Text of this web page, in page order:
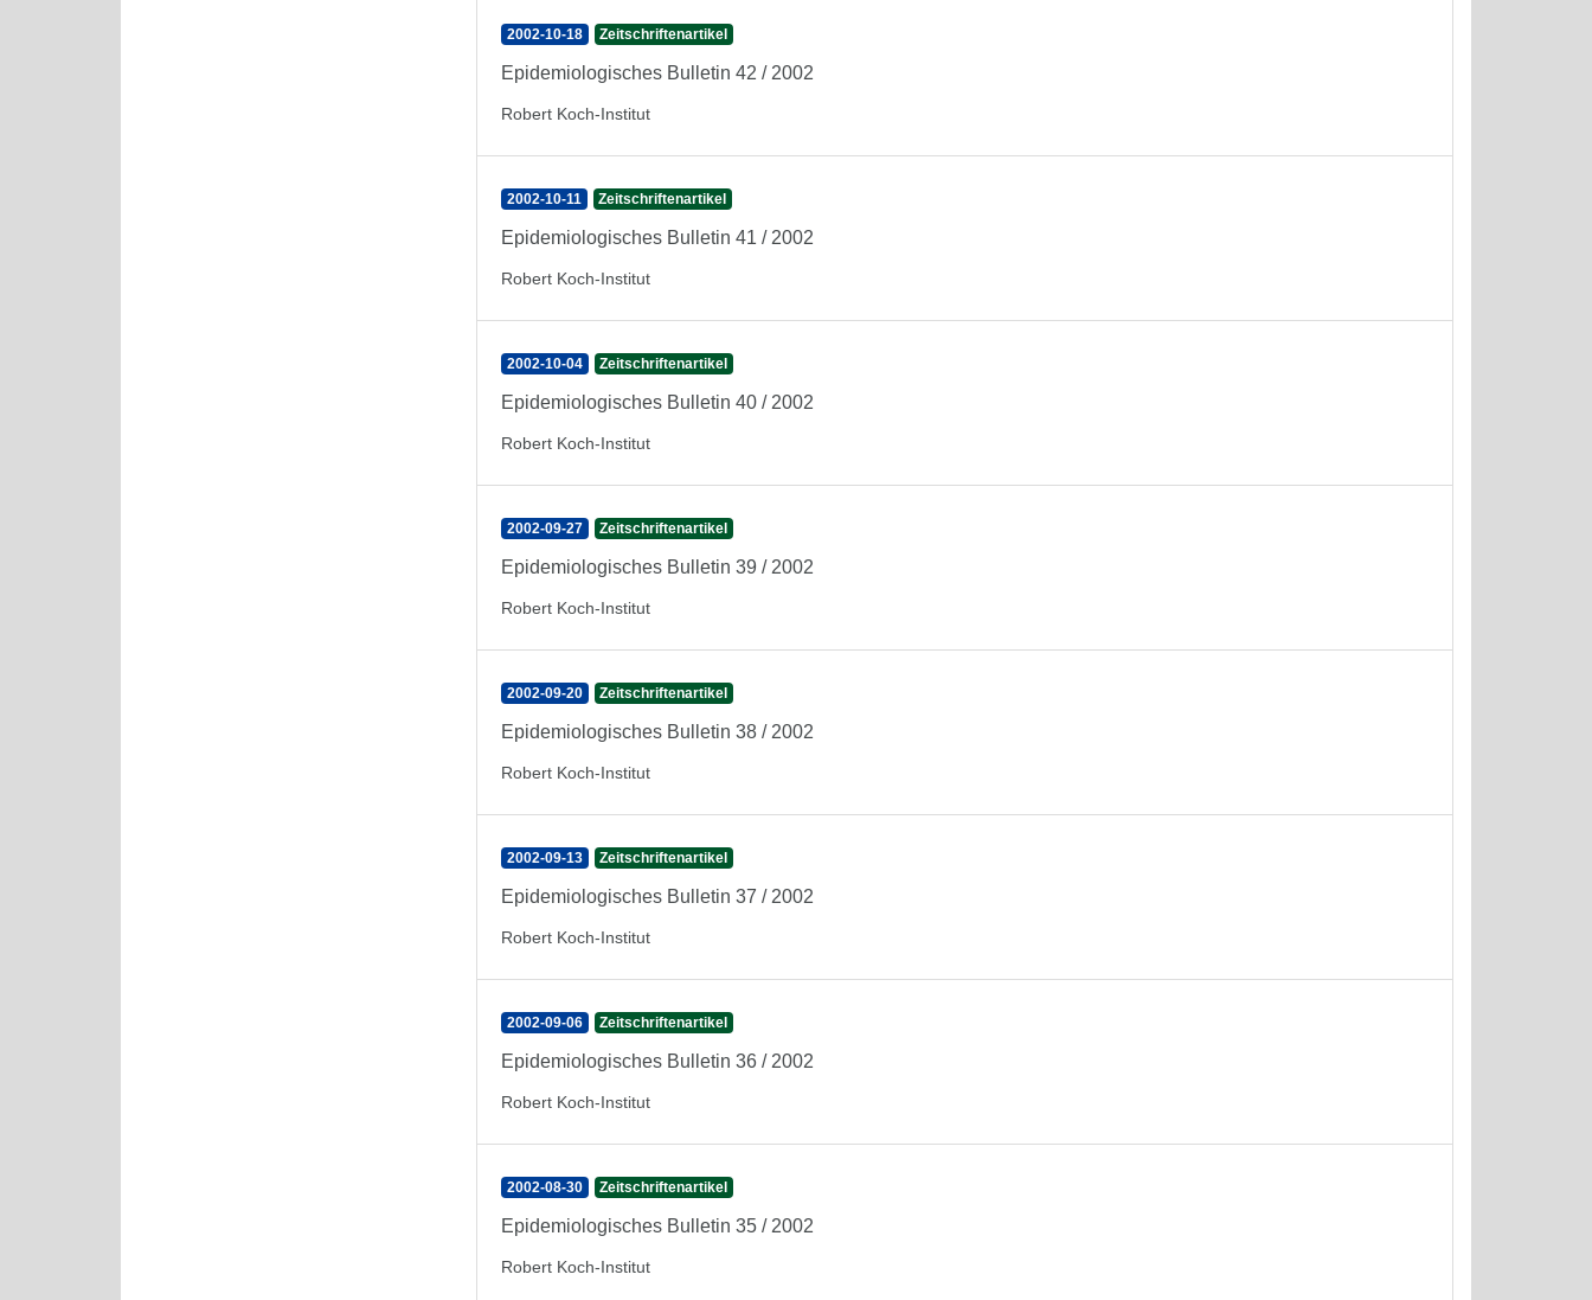
2002-10-18 Zeitschriftenartikel
Epidemiologisches Bulletin 42 / 2002
Robert Koch-Institut
2002-10-11 Zeitschriftenartikel
Epidemiologisches Bulletin 41 / 2002
Robert Koch-Institut
2002-10-04 Zeitschriftenartikel
Epidemiologisches Bulletin 40 / 2002
Robert Koch-Institut
2002-09-27 Zeitschriftenartikel
Epidemiologisches Bulletin 39 / 2002
Robert Koch-Institut
2002-09-20 Zeitschriftenartikel
Epidemiologisches Bulletin 38 / 2002
Robert Koch-Institut
2002-09-13 Zeitschriftenartikel
Epidemiologisches Bulletin 37 / 2002
Robert Koch-Institut
2002-09-06 Zeitschriftenartikel
Epidemiologisches Bulletin 36 / 2002
Robert Koch-Institut
2002-08-30 Zeitschriftenartikel
Epidemiologisches Bulletin 35 / 2002
Robert Koch-Institut